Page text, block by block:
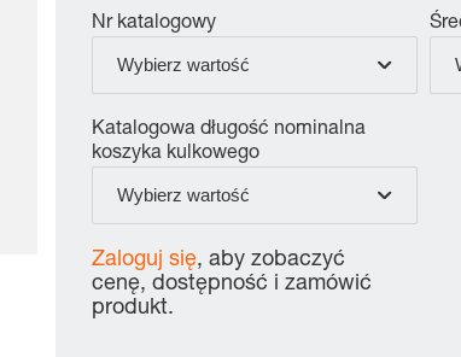
Nr katalogowy
Wybierz wartość
Katalogowa długość nominalna
koszyka kulkowego
Wybierz wartość
Zaloguj się, aby zobaczyć
cenę, dostępność i zamówić
produkt.